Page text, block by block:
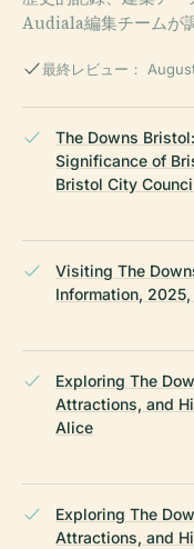
Audiala編集チームが
最終レビュー：
The Downs
Significance of
Bristol City
Visiting The
Information,
Exploring The
Attractions, and
Alice
Exploring The
Attractions, and